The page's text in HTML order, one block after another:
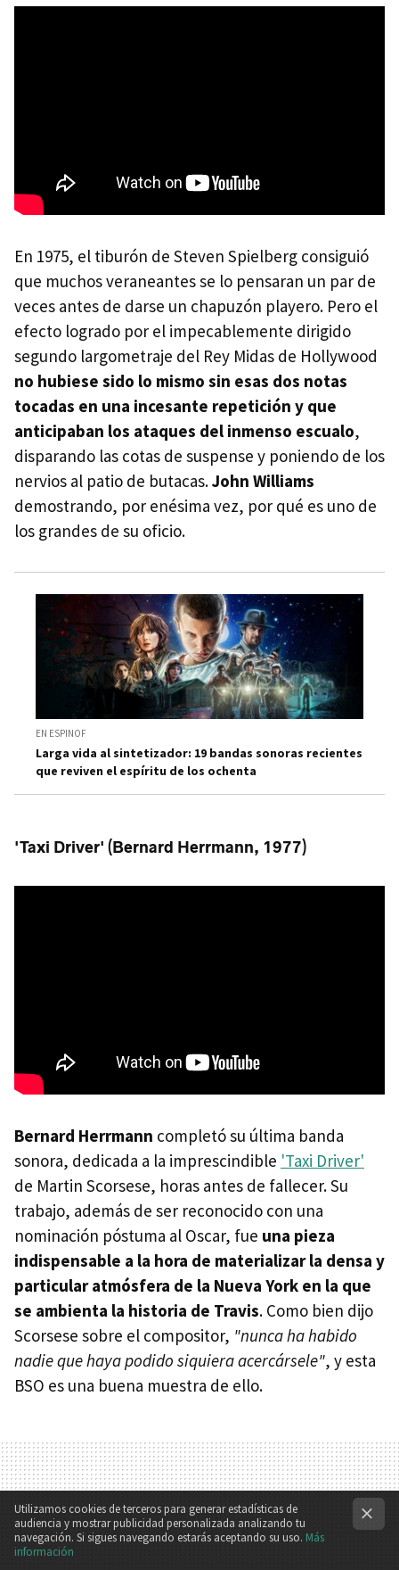
En 1975, el tiburón de Steven Spielberg consiguió
que muchos veraneantes se lo pensaran un par de
veces antes de darse un chapuzón playero. Pero el
efecto logrado por el impecablemente dirigido
segundo largometraje del Rey Midas de Hollywood
no hubiese sido lo mismo sin esas dos notas
tocadas en una incesante repetición y que
anticipaban los ataques del inmenso escualo,
disparando las cotas de suspense y poniendo de los
nervios al patio de butacas.John Williams
demostrando, por enésima vez, por qué es uno de
los grandes de su oficio.
EN ESPINOF
Larga vida al sintetizador: 19 bandas sonoras recientes
que reviven el espíritu de los ochenta
'Taxi Driver' (Bernard Herrmann, 1977)
Bernard Herrmann completó su última banda
sonora, dedicada a la imprescindible 'Taxi Driver'
de Martin Scorsese, horas antes de fallecer. Su
trabajo, además de ser reconocido con una
nominación póstuma al Oscar, fue una pieza
indispensable a la hora de materializar la densa y
particular atmósfera de la Nueva York en la que
se ambienta la historia de Travis. Como bien dijo
Scorsese sobre el compositor, "nunca ha habido
nadie que haya podido siquiera acercársele", y esta
BSO es una buena muestra de ello.
Utilizamos cookies de terceros para generar estadísticas de
audiencia y mostrar publicidad personalizada analizando tu
navegación. Si sigues navegando estarás aceptando su uso. Más
información